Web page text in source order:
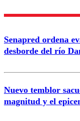
Senapred ordena
desborde del río
Nuevo temblor
magnitud y el